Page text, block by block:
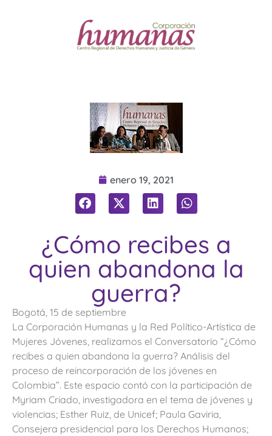
¿Cómo recibes a
quien abandona la
guerra?
Bogotá, 15 de septiembre
La Corporación Humanas y la Red Político-Artística de
Mujeres Jóvenes, realizamos el Conversatorio “¿Cómo
recibes a quien abandona la guerra? Análisis del
proceso de reincorporación de los jóvenes en
Colombia”. Este espacio contó con la participación de
Myriam Criado, investigadora en el tema de jóvenes y
violencias; Esther Ruiz, de Unicef; Paula Gaviria,
Consejera presidencial para los Derechos Humanos;
enero 19, 2021